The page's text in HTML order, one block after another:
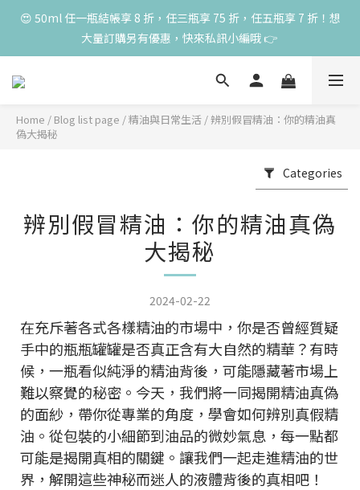
😍 8月慶典！250ml 無痛/深呼吸/橙花開賣！獨享 68 折再送 20ml
隨身瓶，再享超值滿額贈 👉
😍 50ml 任一瓶結帳享 8 折，任三瓶享 75 折，任五瓶享 7 折！想
大量訂購另有優惠，快來私訊小編哦 👉
單筆滿 3000 元，加贈丰胸彈力10ml一瓶，限量送完為止
😍 8月慶典！250ml 無痛/深呼吸/橙花開賣！獨享 68 折再送 20ml
Home / Blog list page /精油與日常生活 /辨別假冒精油：你的精油真
偽大揭秘
Categories
辨別假冒精油：你的精油真偽
大揭秘
2024-02-22
在充斥著各式各樣精油的市場中，你是否曾經質疑
手中的瓶瓶罐罐是否真正含有大自然的精華？有時
候，一瓶看似純淨的精油背後，可能隱藏著市場上
難以察覺的秘密。今天，我們將一同揭開精油真偽
的面紗，帶你從專業的角度，學會如何辨別真假精
油。從包裝的小細節到油品的微妙氣息，每一點都
可能是揭開真相的關鍵。讓我們一起走進精油的世
界，解開這些神秘而迷人的液體背後的真相吧！